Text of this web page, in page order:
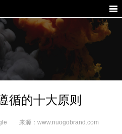
循的十大原则
来源：www.nuogobrand.com